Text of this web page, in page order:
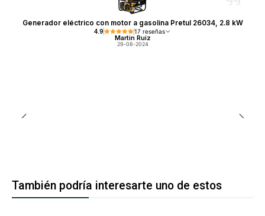
Generador eléctrico con motor a gasolina Pretul 26034, 2.8 kW
4.9 17 reseñas
Martin Ruiz
29-08-2024
También podría interesarte uno de estos